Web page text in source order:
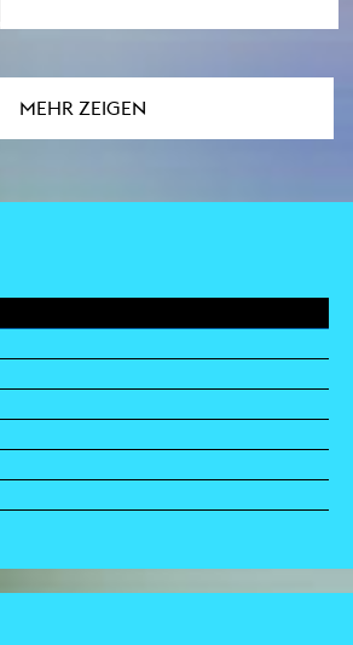
Forschungssemesters mit Prof. Hans W.
MEHR ZEIGEN